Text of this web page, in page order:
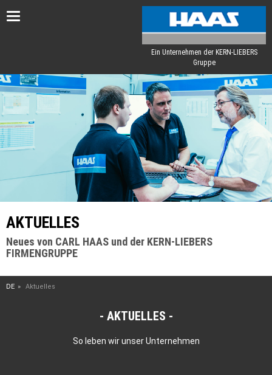
Toggle
Ein Unternehmen der KERN-LIEBERS
Gruppe
AKTUELLES
Neues von CARL HAAS und der KERN-LIEBERS
FIRMENGRUPPE
DE Aktuelles
AKTUELLES
So leben wir unser Unternehmen